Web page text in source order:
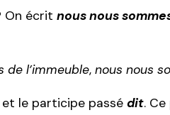
On écrit nous nous
de l’immeuble, nous nous
et le participe passé dit.